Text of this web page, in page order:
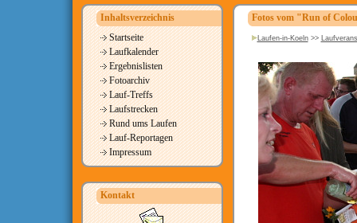
Inhaltsverzeichnis
Startseite
Laufkalender
Ergebnislisten
Fotoarchiv
Lauf-Treffs
Laufstrecken
Rund ums Laufen
Lauf-Reportagen
Impressum
Kontakt
Fotos vom "Run of
Laufen-in-Koeln>>